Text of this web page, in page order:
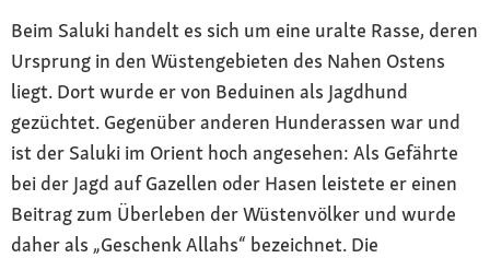
Beim Saluki handelt es sich um eine uralte Rasse, deren
Ursprung in den Wüstengebieten des Nahen Ostens
liegt. Dort wurde er von Beduinen als Jagdhund
gezüchtet. Gegenüber anderen Hunderassen war und
ist der Saluki im Orient hoch angesehen: Als Gefährte
bei der Jagd auf Gazellen oder Hasen leistete er einen
Beitrag zum Überleben der Wüstenvölker und wurde
daher als „Geschenk Allahs“ bezeichnet. Die